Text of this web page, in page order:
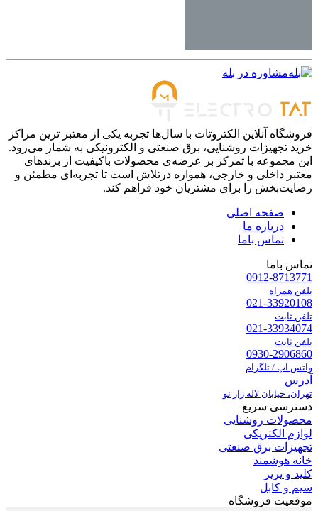
مشاوره در بله
فروشگاه آنلاین الکتروتات با سال‌ها تجربه یکی از معتبر ترین مراکز
خرید تجهیزات روشنایی، برق صنعتی و الکترونیکی به شمار می‌رود.
این مجموعه با تمرکز بر عرضه‌ی محصولات باکیفیت از برندهای
معتبر داخلی و خارجی، همواره درتلاش است تا تجربه‌ای مطمئن و
رضایت‌بخش را برای مشتریان خود فراهم کند.
صفحه اصلی
درباره ما
تماس باما
تماس باما
0912-8713771
تلفن همراه
021-33920108
تلفن ثابت
021-33934074
تلفن ثابت
0930-2906860
واتس اپ / تلگرام
آدرس
تهران، خیابان لاله زار نو
دسترسی سریع
محصولات روشنایی
لوازم الکتریکی
تجهیزات برق صنعتی
خانه هوشمند
کلید و پریز
سیم و کابل
موقعیت فروشگاه